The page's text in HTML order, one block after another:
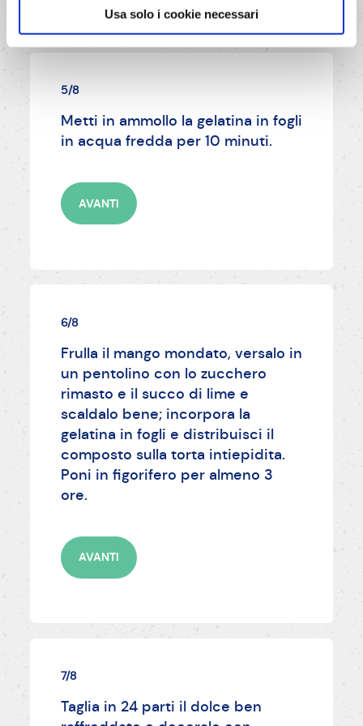
Usa solo i cookie necessari
5/8
Metti in ammollo la gelatina in fogli
in acqua fredda per 10 minuti.
AVANTI
6/8
Frulla il mango mondato, versalo in
un pentolino con lo zucchero
rimasto e il succo di lime e
scaldalo bene; incorpora la
gelatina in fogli e distribuisci il
composto sulla torta intiepidita.
Poni in figorifero per almeno 3
ore.
AVANTI
7/8
Taglia in 24 parti il dolce ben